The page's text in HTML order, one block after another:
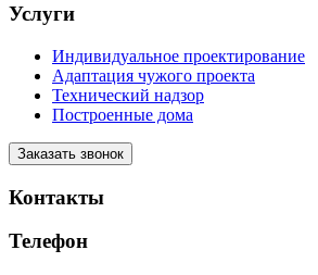
Услуги
Индивидуальное проектирование
Адаптация чужого проекта
Технический надзор
Построенные дома
Заказать звонок
Контакты
Телефон